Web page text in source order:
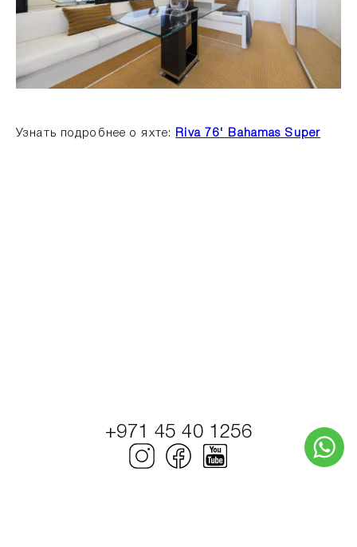
Узнать подробнее о яхте: Riva 76' Bahamas Super
+971 45 40 1256